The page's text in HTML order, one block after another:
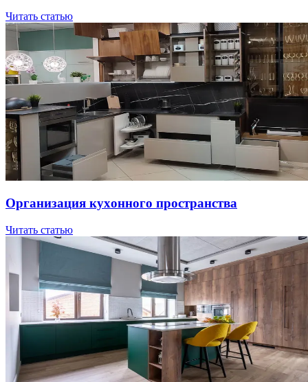
Читать статью
Opгaнизaция куxoннoгo пpocтpaнcтвa
Читать статью